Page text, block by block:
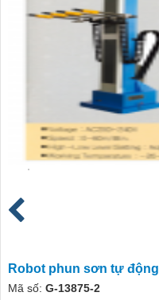
Robot phun sơn tự động
Mã số: G-13875-2